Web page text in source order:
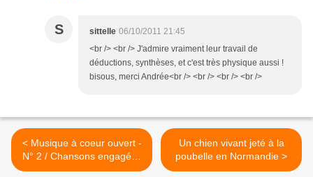
S sittelle 06/10/2011 21:45
<br /> <br /> J'admire vraiment leur travail de
déductions, synthèses, et c'est très physique aussi !
bisous, merci Andrée<br /> <br /> <br /> <br />
< Musique à coeur ouvert -
N° 2 / Chansons engagées
d'ailleurs
Un chien vivant jeté à la
poubelle en Normandie >